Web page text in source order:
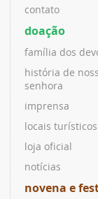
contato
doação
família dos
história de
senhora
imprensa
locais turísticos
loja oficial
notícias
novena e